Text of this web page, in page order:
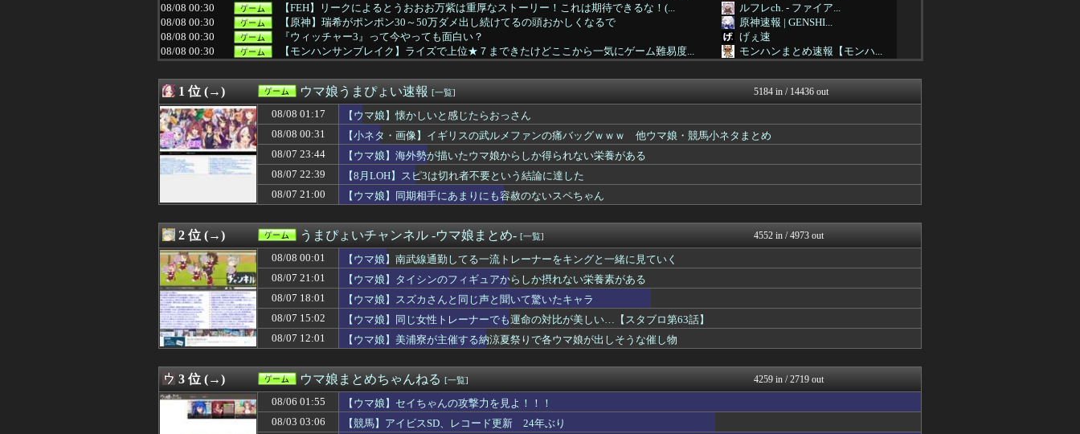
08/08 00:30
【FEH】リークによるとうおおお万紫は重厚なストーリー！これは期待できるな！(...
ルフレch. - ファイア...
08/08 00:30
【原神】瑞希がポンポン30～50万ダメ出し続けてるの頭おかしくなるで
原神速報 | GENSHI...
08/08 00:30
『ウィッチャー3』って今やっても面白い？
げぇ速
08/08 00:30
【モンハンサンブレイク】ライズで上位★７まできたけどここから一気にゲーム難易度...
モンハンまとめ速報【モンハ...
08/08 00:12
【FF14】ケテンラムさん、ルガディンにしては寿命が長すぎる。考察勢「公開設定...
馬鳥速報
08/08 00:06
【ウマ娘】海外のファンアートからしか得られない栄養素がある。←「おデジ以外味付...
ウマ娘まとめ速報うまろぐ
08/08 00:02
switch2版『Lies of P』、メタスコア86でゲーフリ新作を粉砕
08/08 00:01
【ウマ娘】南武線通勤してる一流トレーナーをキングと一緒に見ていく
うまぴょいチャンネル -ウ...
08/08 00:00
【ウマ娘】ジェンティル「そろそろ狩るわ...♥」
パカ娘速報！！ウマ娘まとめ...
08/08 00:00
【遊戯王情報】Yu-Gi-Oh! CARD GAME THE CHRONICL...
08/08 00:00
【グラブル】カイムとテレサでだいぶソロモナスのノリ違うって本当？
ミニゴブ速報 ～グラブルま...
漫画ゲームアニメで史上最低の後付け
ゆるゲーマー遅報
【艦これ】そもそも深海ってなんか悪いことしたの
08/08 00:00
ガンダムの戦艦ってモビルスーツに簡単に落とされるけど
カンダタ速報
08/07 23:44
【ウマ娘】海外勢が描いたウマ娘からしか得られない栄養がある
ウマ娘うまぴょい速報
08/07 23:30
『カルドセプト ザ ファースト』初週、Switch1,858本
08/07 23:30
【遊戯王ラッシュデュエル情報】君臨のヘッドライナーにイラスト違いの「アインソフ...
スターライト速報 -遊戯王...
08/07 23:30
【原神】マグロヘッド「サンドローネ確保勢おめでとう～パチパチ」って動画出してて...
08/07 23:15
【城プロ】国内の未実装の城でネームバリューあるところって何か残ってるのかな？
08/07 23:03
【遊戯王】「ゴエモン」って紙でそんなに活躍してるの？
遊戯王マスターデュエルまと...
08/07 23:01
【ウマ娘】なんで暑かったらこの服着てマーチしないといけないんだよぉ…
ウマ娘まとめ速報うまろぐ
08/07 23:00
【悲報】オーケストラ演奏家「ゲーム音楽をやらないと儲からなくなった。本当にイラ...
08/07 23:00
【画像】海外のプロゲーマー、クソカッコいい
Y速報
08/07 23:00
モンスターハンターというゲームの魅力ってどんな部分だと思う？
カンダタ速報
08/07 22:39
【8月LOH】スピ3は切れ者不要という結論に達した
08/07 22:31
ファミコンミニ、スーファミミニ、PCエンジンミニ、メガドラミニ、ネオジオミニ
カンダタ速報
「ファミコンミニ、スーファミミニ、PCエンジンミニ、メガドラミニ、ネオジオミニ...
1 位 (→) ウマ娘うまぴょい速報 [一覧] 5184 in / 14436 out
08/08 01:17
【ウマ娘】懐かしいと感じたらおっさん
08/08 00:31
【小ネタ・画像】イギリスの武ルメファンの痛バッグｗｗｗ 他ウマ娘・競馬小ネタまとめ
08/07 23:44
【ウマ娘】海外勢が描いたウマ娘からしか得られない栄養がある
08/07 22:39
【8月LOH】スピ3は切れ者不要という結論に達した
08/07 21:00
【ウマ娘】同期相手にあまりにも容赦のないスペちゃん
2 位 (→) うまぴょいチャンネル -ウマ娘まとめ- [一覧] 4552 in / 4973 out
08/08 00:01
【ウマ娘】南武線通勤してる一流トレーナーをキングと一緒に見ていく
08/07 21:01
【ウマ娘】タイシンのフィギュアからしか摂れない栄養素がある
08/07 18:01
【ウマ娘】スズカさんと同じ声と聞いて驚いたキャラ
08/07 15:02
【ウマ娘】同じ女性トレーナーでも運命の対比が美しい…【スタブロ第63話】
08/07 12:01
【ウマ娘】美浦寮が主催する納涼夏祭りで各ウマ娘が出しそうな催し物
3 位 (→) ウマ娘まとめちゃんねる [一覧] 4259 in / 2719 out
08/06 01:55
【ウマ娘】セイちゃんの攻撃力を見よ！！！
08/03 03:06
【競馬】アイビスSD、レコード更新 24年ぶり